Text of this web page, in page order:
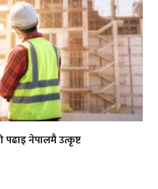
नेपालमै उत्कृष्ट